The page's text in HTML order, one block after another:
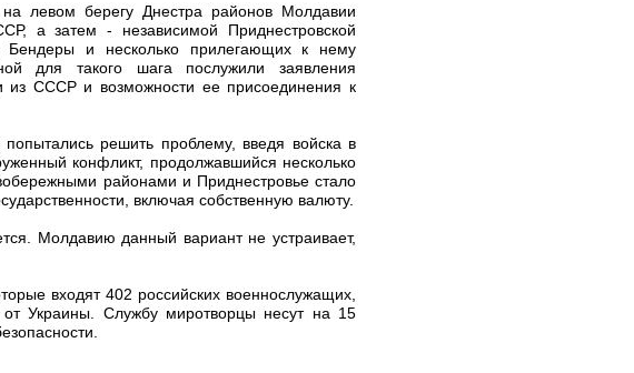
левом берегу Днестра районов Молдавии
а затем - независимой Приднестровской
и несколько прилегающих к нему
для такого шага послужили заявления
из СССР и возможности ее присоединения к
решить проблему, введя войска в
конфликт, продолжавшийся несколько
районами и Приднестровье стало
включая собственную валюту.
Молдавию данный вариант не устраивает,
входят 402 российских военнослужащих,
Украины. Службу миротворцы несут на 15